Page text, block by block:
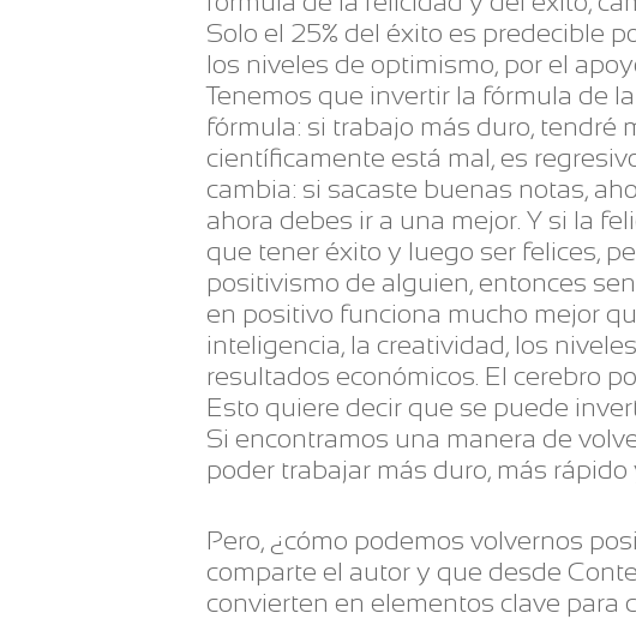
Solo el 25% del éxito es predecible
los niveles de optimismo, por el
Tenemos que invertir la fórmula de
fórmula: si trabajo más duro, tendré
científicamente está mal, es
cambia: si sacaste buenas notas,
ahora debes ir a una mejor. Y si la
que tener éxito y luego ser felices,
positivismo de alguien, entonces
en positivo funciona mucho mejor
inteligencia, la creatividad, los
resultados económicos. El cerebro
Esto quiere decir que se puede
Si encontramos una manera de
poder trabajar más duro, más
Pero, ¿cómo podemos volvernos
comparte el autor y que desde
convierten en elementos clave